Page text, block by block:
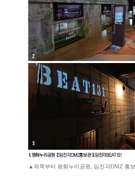
▲위쪽부터 평화누리공원, 임진각DMZ 홍